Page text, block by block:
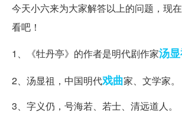
今天小六来为大家解答以上的问题，现
看吧！
1、《牡丹亭》的作者是明代剧作家汤
2、汤显祖，中国明代戏曲家、文学家。
3、字义仍，号海若、若士、清远道人。